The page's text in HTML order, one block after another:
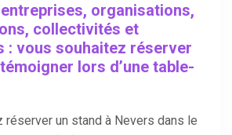
organisations,
collectivités et
: vous souhaitez réserver
lors d’une table-
réserver un stand à Nevers dans le